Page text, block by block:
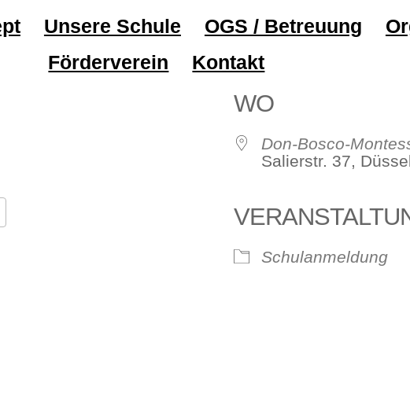
Unsere Schule OGS / Betreuung
Förderverein
Kontakt
WO
Don-Bosco-
Salierstr. 37,
Schulanmeldung